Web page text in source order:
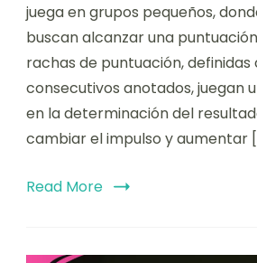
juega en grupos pequeños,
buscan alcanzar una puntuación
rachas de puntuación,
consecutivos anotados, juegan
en la determinación del
cambiar el impulso y aumentar
Read More